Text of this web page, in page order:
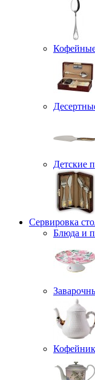
Детские
Сервировка
Блюда и